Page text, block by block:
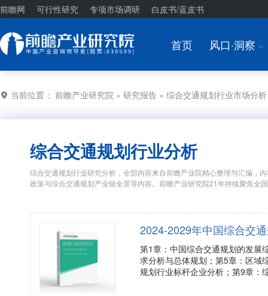
前瞻网 可行性研究 专项市场调研 白皮书/蓝皮书
首页 风口·洞察 I
当前位置： 前瞻产业研究院 » 研究报告 » 综合交通规划行业市场分
综合交通规划行业分析
综合交通规划行业研究分析，全部内容来自前瞻产业院精心整理与汇编，
政策与综合交通规划产业链全景等内容。前瞻产业研究院21年持续聚焦全
2024-2029年中国综合交
第1章：中国综合交通规划的发展
求分析与总体规划；第5章：区域
规划行业标杆企业分析；第9章：